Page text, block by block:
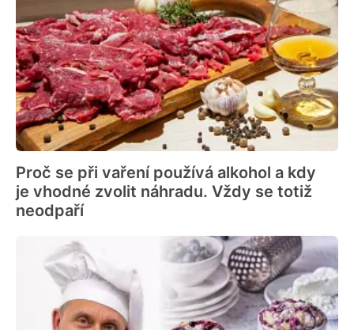
Proč se při vaření používá alkohol a kdy
je vhodné zvolit náhradu. Vždy se totiž
neodpaří